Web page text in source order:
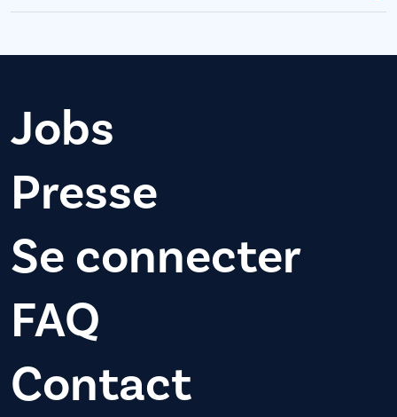
Jobs
Presse
Se connecter
FAQ
Contact